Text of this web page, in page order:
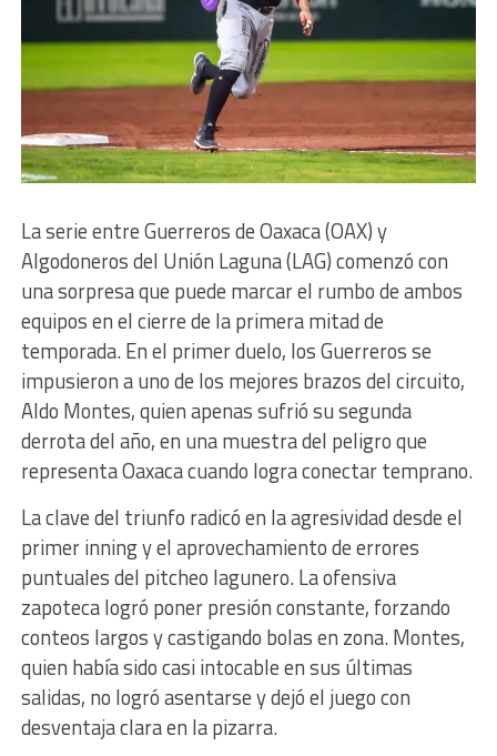
La serie entre Guerreros de Oaxaca (OAX) y
Algodoneros del Unión Laguna (LAG) comenzó con
una sorpresa que puede marcar el rumbo de ambos
equipos en el cierre de la primera mitad de
temporada. En el primer duelo, los Guerreros se
impusieron a uno de los mejores brazos del circuito,
Aldo Montes, quien apenas sufrió su segunda
derrota del año, en una muestra del peligro que
representa Oaxaca cuando logra conectar temprano.
La clave del triunfo radicó en la agresividad desde el
primer inning y el aprovechamiento de errores
puntuales del pitcheo lagunero. La ofensiva
zapoteca logró poner presión constante, forzando
conteos largos y castigando bolas en zona. Montes,
quien había sido casi intocable en sus últimas
salidas, no logró asentarse y dejó el juego con
desventaja clara en la pizarra.